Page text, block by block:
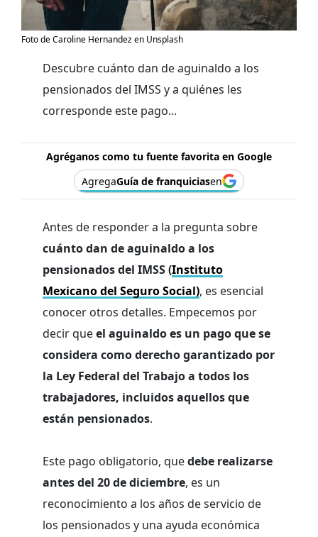
Foto de Caroline Hernandez en Unsplash
Descubre cuánto dan de aguinaldo a los
pensionados del IMSS y a quiénes les
corresponde este pago...
Agréganos como tu fuente favorita en Google
AgregaGuía de franquiciasen
Antes de responder a la pregunta sobre
cuánto dan de aguinaldo a los
pensionados del IMSS (Instituto
Mexicano del Seguro Social), es esencial
conocer otros detalles. Empecemos por
decir queel aguinaldo es un pago que se
considera como derecho garantizado por
la Ley Federal del Trabajo a todos los
trabajadores, incluidos aquellos que
están pensionados.
Este pago obligatorio, quedebe realizarse
antes del 20 de diciembre, es un
reconocimiento a los años de servicio de
los pensionados y una ayuda económica